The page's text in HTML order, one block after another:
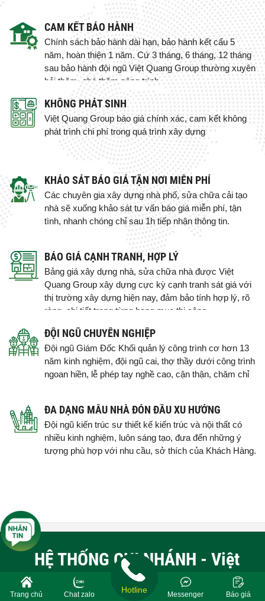
CAM KẾT BẢO HÀNH
Chính sách bảo hành dài hạn, bảo hành kết cấu 5
năm, hoàn thiện 1 năm. Cứ 3 tháng, 6 tháng, 12 tháng
sau bảo hành đội ngũ Việt Quang Group thường xuyên
hỏi thăm, ghé thăm công trình.
KHÔNG PHÁT SINH
Việt Quang Group báo giá chính xác, cam kết không
phát trình chi phí trong quá trình xây dựng
KHẢO SÁT BÁO GIÁ TẬN NƠI MIỄN PHÍ
Các chuyên gia xây dựng nhà phố, sửa chữa cải tạo
nhà sẽ xuống khảo sát tư vấn báo giá miễn phí, tận
tình, nhanh chóng chỉ sau 1h tiếp nhận thông tin.
BÁO GIÁ CẠNH TRANH, HỢP LÝ
Bảng giá xây dựng nhà, sửa chữa nhà được Việt
Quang Group xây dựng cực kỳ cạnh tranh sát giá với
thị trường xây dựng hiện nay, đảm bảo tính hợp lý, rõ
ràng, chi tiết trong từng hạng mục thi công.
ĐỘI NGŨ CHUYÊN NGHIỆP
Đội ngũ Giám Đốc Khối quản lý công trình cơ hơn 13
năm kinh nghiệm, đội ngũ cai, thợ thầy dưới công trình
ngoan hiền, lễ phép tay nghề cao, cận thận, chăm chỉ
ĐA DẠNG MẪU NHÀ ĐÓN ĐẦU XU HƯỚNG
Đội ngũ kiến trúc sư thiết kế kiến trúc và nội thất có
nhiều kinh nghiệm, luôn sáng tạo, đưa đến những ý
tượng phù hợp với nhu cầu, sở thích của Khách Hàng.
HỆ THỐNG CHI NHÁNH - Việt
Quang GROUP
Trang chủ Chat zalo Báo giá
Messenger
Hotline